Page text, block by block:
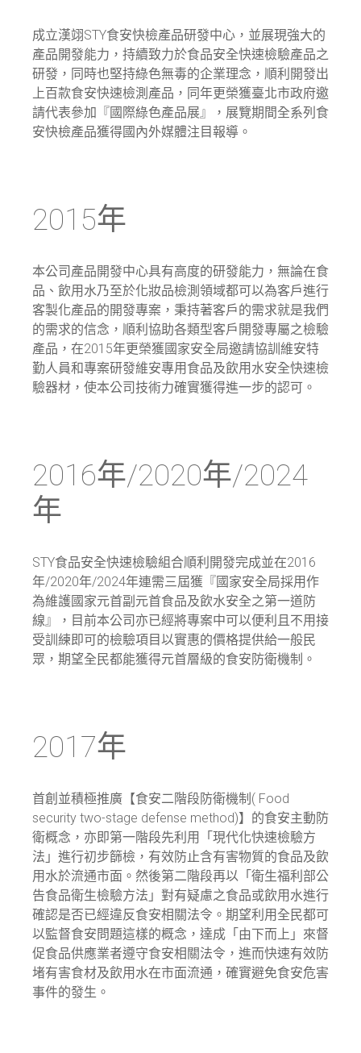
成立漢翊STY食安快檢產品研發中心，並展現強大的
產品開發能力，持續致力於食品安全快速檢驗產品之
研發，同時也堅持綠色無毒的企業理念，順利開發出
上百款食安快速檢測產品，同年更榮獲臺北市政府邀
請代表參加『國際綠色產品展』，展覽期間全系列食
安快檢產品獲得國內外媒體注目報導。
2015年
本公司產品開發中心具有高度的研發能力，無論在食
品、飲用水乃至於化妝品檢測領域都可以為客戶進行
客製化產品的開發專案，秉持著客戶的需求就是我們
的需求的信念，順利協助各類型客戶開發專屬之檢驗
產品，在2015年更榮獲國家安全局邀請協訓維安特
勤人員和專案研發維安專用食品及飲用水安全快速檢
驗器材，使本公司技術力確實獲得進一步的認可。
2016年/2020年/2024
年
STY食品安全快速檢驗組合順利開發完成並在2016
年/2020年/2024年連需三屆獲『國家安全局採用作
為維護國家元首副元首食品及飲水安全之第一道防
線』，目前本公司亦已經將專案中可以便利且不用接
受訓練即可的檢驗項目以實惠的價格提供給一般民
眾，期望全民都能獲得元首層級的食安防衛機制。
2017年
首創並積極推廣【食安二階段防衛機制( Food
security two-stage defense method)】的食安主動防
衛概念，亦即第一階段先利用「現代化快速檢驗方
法」進行初步篩檢，有效防止含有害物質的食品及飲
用水於流通市面。然後第二階段再以「衛生福利部公
告食品衛生檢驗方法」對有疑慮之食品或飲用水進行
確認是否已經違反食安相關法令。期望利用全民都可
以監督食安問題這樣的概念，達成「由下而上」來督
促食品供應業者遵守食安相關法令，進而快速有效防
堵有害食材及飲用水在市面流通，確實避免食安危害
事件的發生。